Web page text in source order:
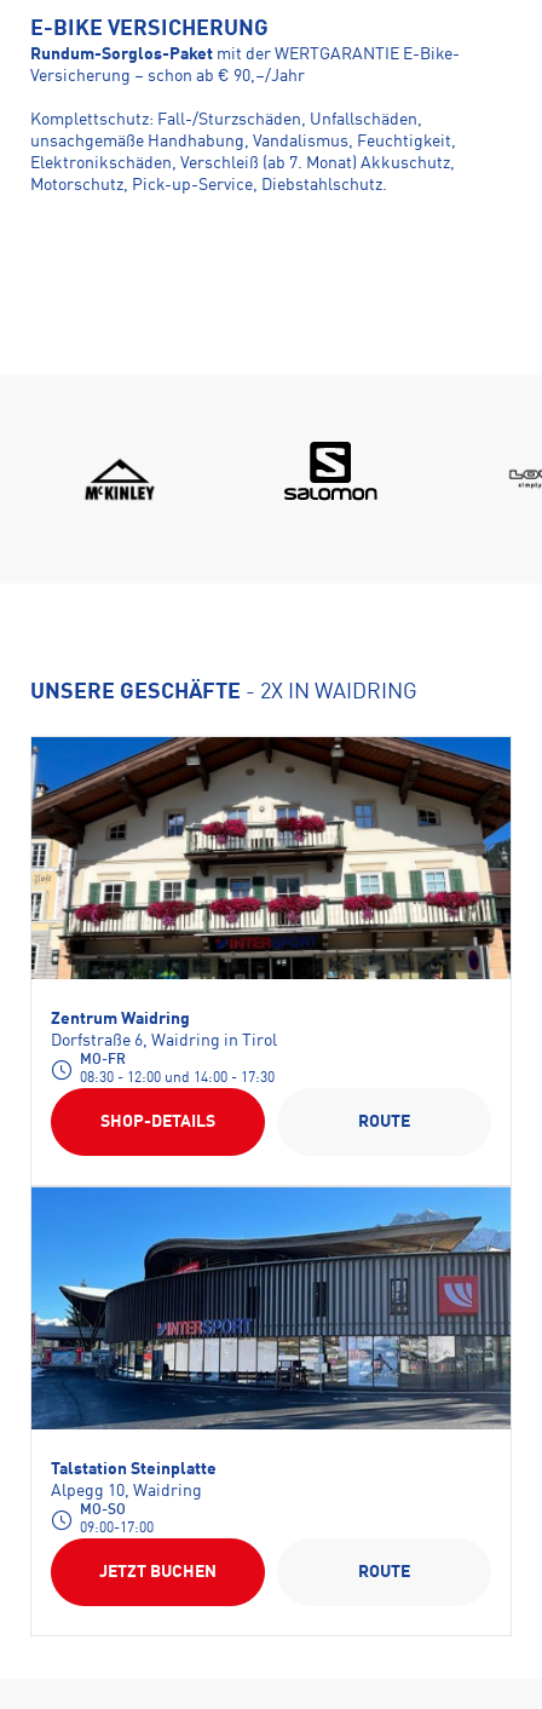
E-BIKE VERSICHERUNG
Rundum-Sorglos-Paket mit der WERTGARANTIE E-Bike-
Versicherung – schon ab € 90,–/Jahr
Komplettschutz: Fall-/Sturzschäden, Unfallschäden,
unsachgemäße Handhabung, Vandalismus, Feuchtigkeit,
Elektronikschäden, Verschleiß (ab 7. Monat) Akkuschutz,
Motorschutz, Pick-up-Service, Diebstahlschutz.
UNSERE GESCHÄFTE - 2X IN WAIDRING
Zentrum Waidring
Dorfstraße 6, Waidring in Tirol
MO-FR
08:30 - 12:00 und 14:00 - 17:30
SHOP-DETAILS ROUTE
Talstation Steinplatte
Alpegg 10, Waidring
MO-SO
09:00-17:00
JETZT BUCHEN ROUTE